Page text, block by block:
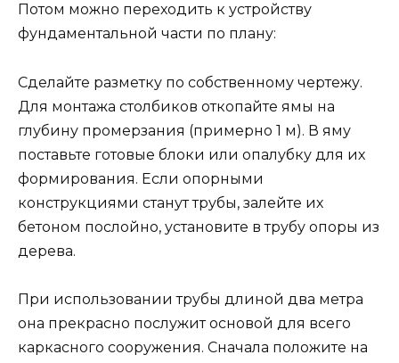
Потом можно переходить к устройству
фундаментальной части по плану:
Сделайте разметку по собственному чертежу.
Для монтажа столбиков откопайте ямы на
глубину промерзания (примерно 1 м). В яму
поставьте готовые блоки или опалубку для их
формирования. Если опорными
конструкциями станут трубы, залейте их
бетоном послойно, установите в трубу опоры из
дерева.
При использовании трубы длиной два метра
она прекрасно послужит основой для всего
каркасного сооружения. Сначала положите на